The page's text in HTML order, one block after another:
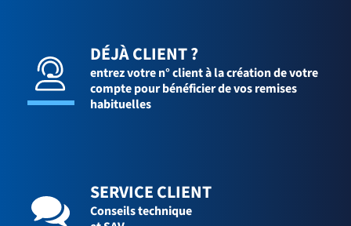
DÉJÀ CLIENT ?
entrez votre n° client à la création de votre
compte pour bénéficier de vos remises
habituelles
SERVICE CLIENT
Conseils technique